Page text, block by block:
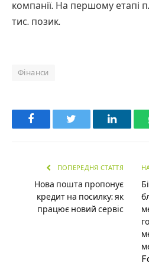
компанії. На першому етапі
тис. позик.
Фінанси
Facebook
ПОПЕРЕДНЯ СТАТТЯ
Нова пошта пропонує
кредит на посилку: як
працює новий сервіс